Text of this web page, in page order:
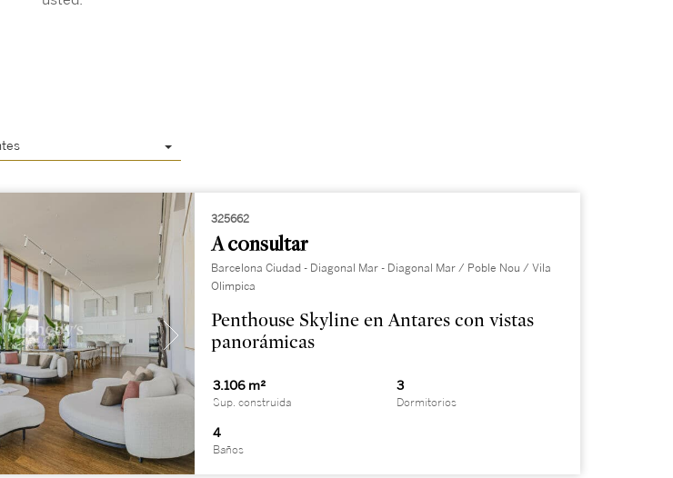
325662
A consultar
Barcelona Ciudad - Diagonal Mar - Diagonal Mar / Poble Nou / Vila
Olimpica
Penthouse Skyline en Antares con vistas
panorámicas
3.106 m²
Sup. construida
3
Dormitorios
4
Baños